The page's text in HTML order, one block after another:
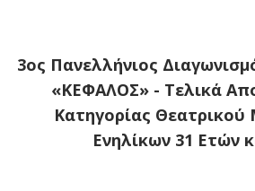
3ος Πανελλήνιος
«ΚΕΦΑΛΟΣ» - Τελικά
Κατηγορίας
Ενηλίκων 31 Ετών